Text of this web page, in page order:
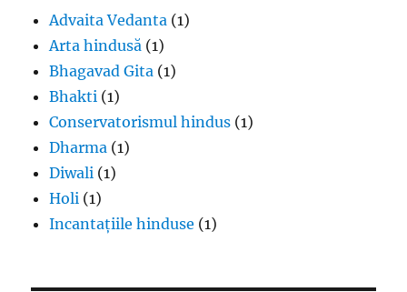
Advaita Vedanta (1)
Arta hindusă (1)
Bhagavad Gita (1)
Bhakti (1)
Conservatorismul hindus (1)
Dharma (1)
Diwali (1)
Holi (1)
Incantațiile hinduse (1)